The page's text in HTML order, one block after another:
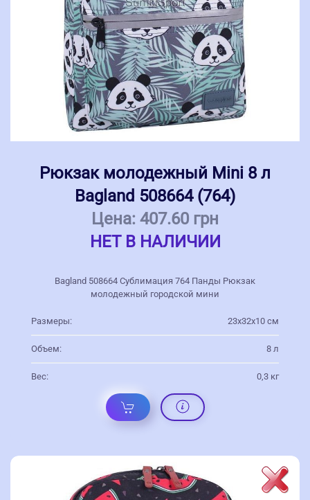
Рюкзак молодежный Mini 8 л
Bagland 508664 (764)
Цена: 407.60 грн
НЕТ В НАЛИЧИИ
Bagland 508664 Сублимация 764 Панды Рюкзак
молодежный городской мини
Размеры: 23х32х10 см
Объем: 8 л
Вес: 0,3 кг